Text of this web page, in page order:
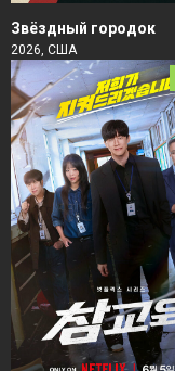
Звёздный городок
2026, США